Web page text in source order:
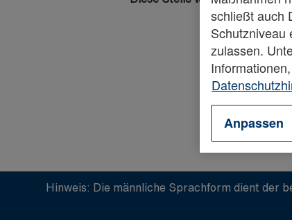
Hinweis: Die männliche Sprachform dient der
schließt auch
Schutzniveau
zulassen.
Anpassen